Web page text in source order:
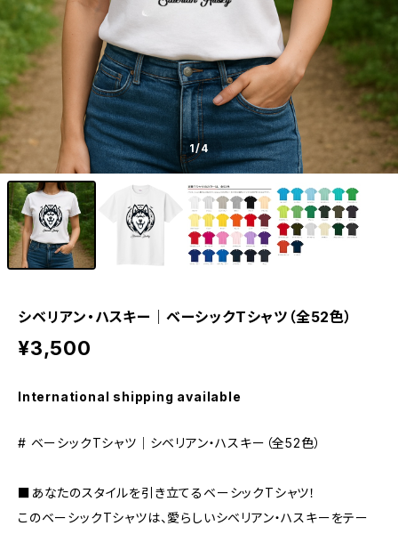
1/4
シベリアン・ハスキー｜ベーシックTシャツ（全52色）
¥3,500
International shipping available
# ベーシックTシャツ｜シベリアン・ハスキー（全52色）
■あなたのスタイルを引き立てるベーシックTシャツ！
このベーシックTシャツは、愛らしいシベリアン・ハスキーをテー